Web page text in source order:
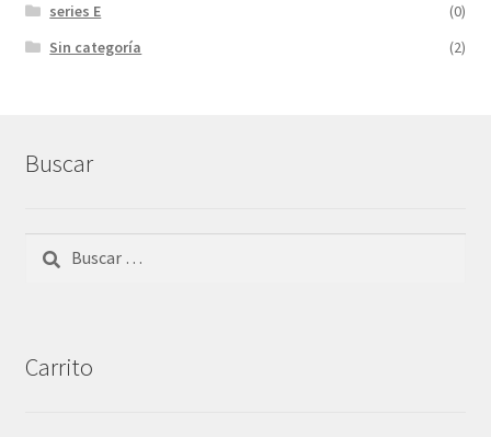
series E
(0)
Sin categoría
(2)
Buscar
Buscar:
Carrito